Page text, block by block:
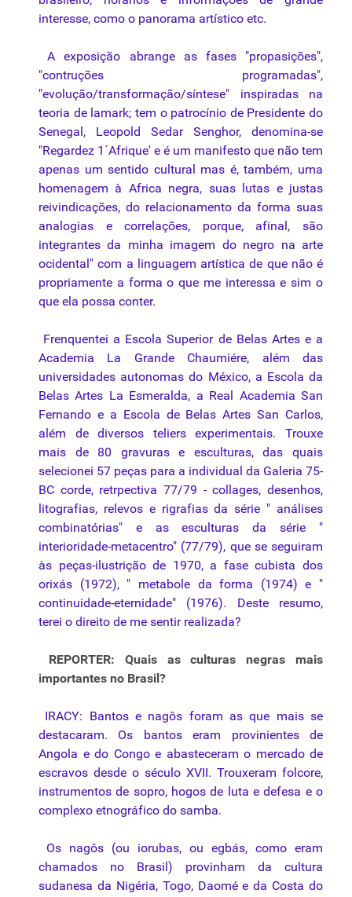
interesse, como o panorama artístico etc.
A exposição abrange as fases "propasições",
"contruções programadas",
"evolução/transformação/síntese" inspiradas na
teoria de lamark; tem o patrocínio de Presidente do
Senegal, Leopold Sedar Senghor, denomina-se
"Regardez 1´Afrique' e é um manifesto que não tem
apenas um sentido cultural mas é, também, uma
homenagem à Africa negra, suas lutas e justas
reivindicações, do relacionamento da forma suas
analogias e correlações, porque, afinal, são
integrantes da minha imagem do negro na arte
ocidental" com a linguagem artística de que não é
propriamente a forma o que me interessa e sim o
que ela possa conter.
Frenquentei a Escola Superior de Belas Artes e a
Academia La Grande Chaumiére, além das
universidades autonomas do México, a Escola da
Belas Artes La Esmeralda, a Real Academia San
Fernando e a Escola de Belas Artes San Carlos,
além de diversos teliers experimentais. Trouxe
mais de 80 gravuras e esculturas, das quais
selecionei 57 peças para a individual da Galeria 75-
BC corde, retrpectiva 77/79 -collages, desenhos,
litografias, relevos e rigrafias da série " análises
combinatórias" e as esculturas da série "
interioridade-metacentro" (77/79), que se seguiram
às peças-ilustrição de 1970, a fase cubista dos
orixás (1972), " metabole da forma (1974) e "
continuidade-eternidade" (1976). Deste resumo,
terei o direito de me sentir realizada?
REPORTER: Quais as culturas negras mais
importantes no Brasil?
IRACY: Bantos e nagôs foram as que mais se
destacaram. Os bantos eram provinientes de
Angola e do Congo e abasteceram o mercado de
escravos desde o século XVII. Trouxeram folcore,
instrumentos de sopro, hogos de luta e defesa e o
complexo etnográfico do samba.
Os nagôs (ou iorubas, ou egbás, como eram
chamados no Brasil) provinham da cultura
sudanesa da Nigéria, Togo, Daomé e da Costa do